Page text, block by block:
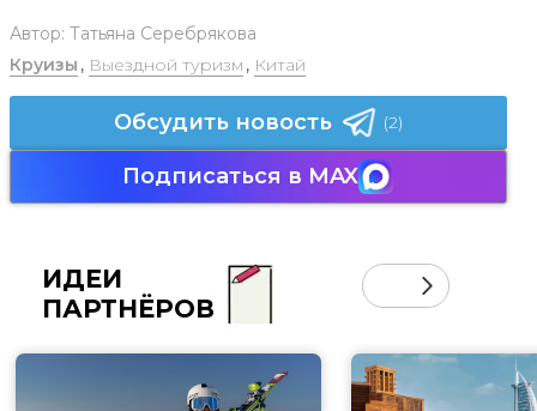
Автор: Татьяна Серебрякова
Круизы , Выездной туризм , Китай
Обсудить новость (2)
Подписаться в MAX
ИДЕИ
ПАРТНЁРОВ